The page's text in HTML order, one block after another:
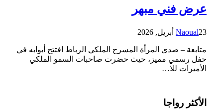
عرض فني مبهر
Naoual23 أبريل, 2026
متابعة – صدى المرأة المسرح الملكي الرباط افتتح أبوابه في
حفل رسمي مميز، حيث حضرت صاحبات السمو الملكي
الأميرات للا…
الأكثر رواجا